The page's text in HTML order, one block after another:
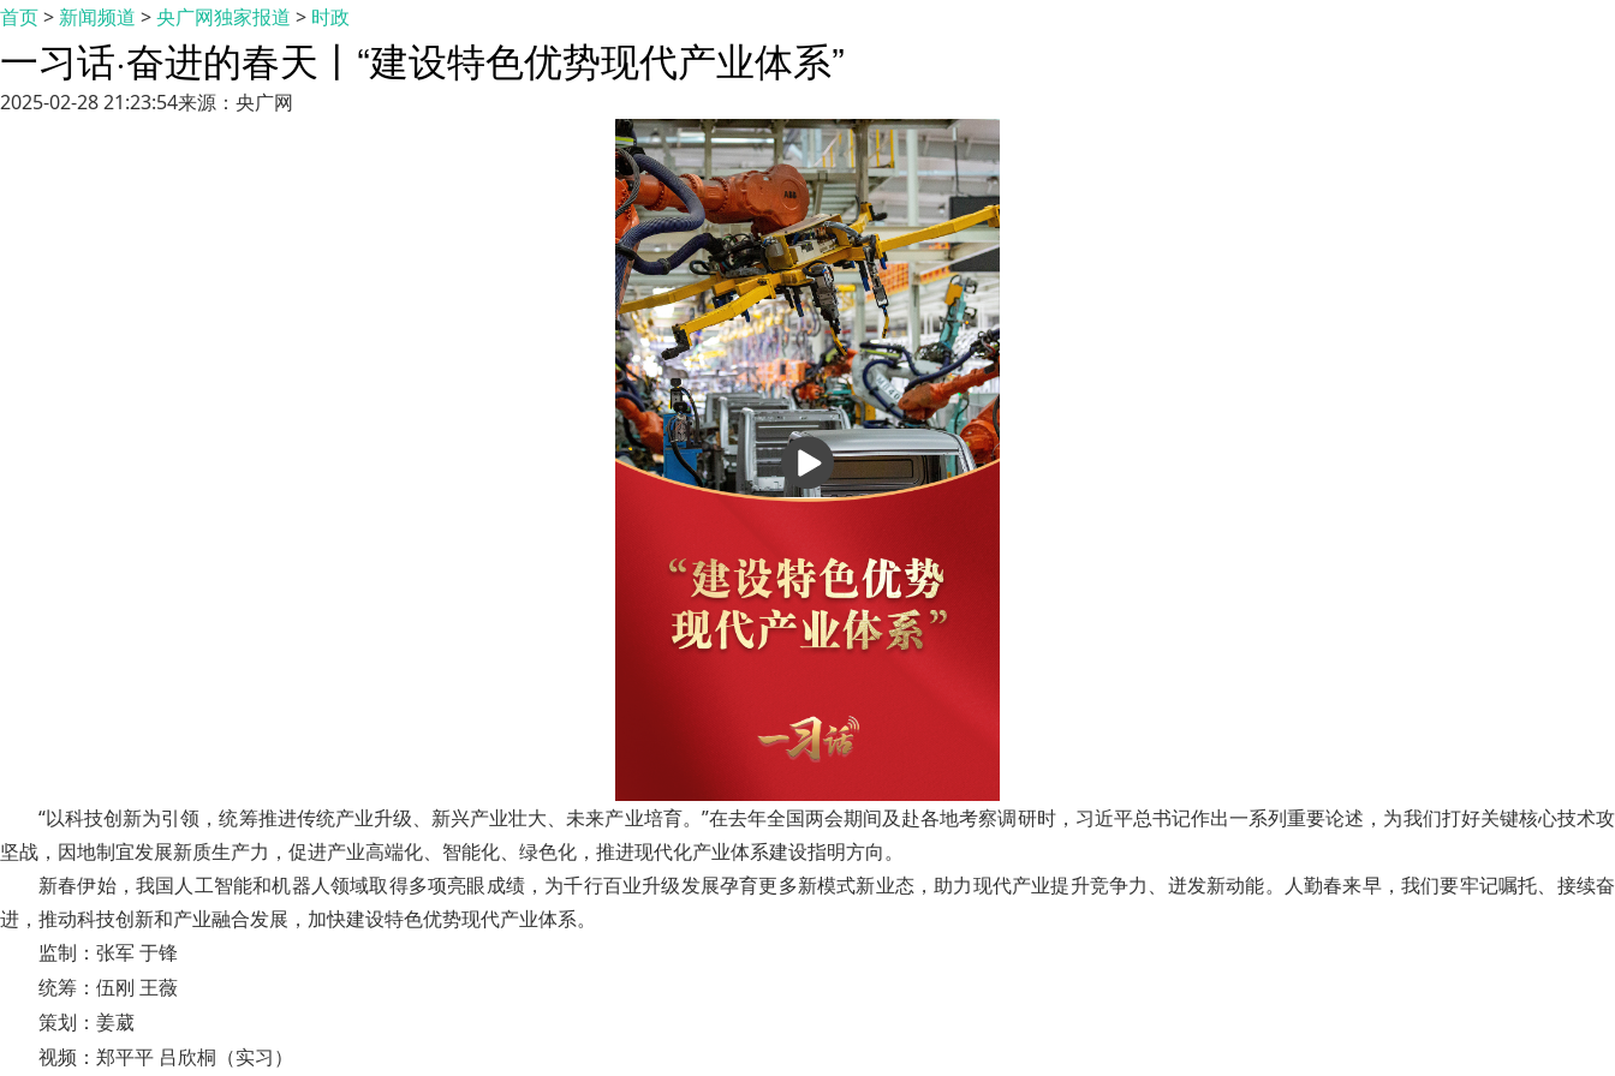
首页> 新闻频道 >央广网独家报道 > 时政
一习话·奋进的春天丨“建设特色优势现代产业体系”
2025-02-28 21:23:54来源：央广网
播
放
“以科技创新为引领，统筹推进传统产业升级、新兴产业壮大、未来产业培育。”在去年全国两会期间及赴各地考察调研时，习近平总书记作出一系列重要论述，为我们打好关键核心技术攻
坚战，因地制宜发展新质生产力，促进产业高端化、智能化、绿色化，推进现代化产业体系建设指明方向。
新春伊始，我国人工智能和机器人领域取得多项亮眼成绩，为千行百业升级发展孕育更多新模式新业态，助力现代产业提升竞争力、迸发新动能。人勤春来早，我们要牢记嘱托、接续奋
进，推动科技创新和产业融合发展，加快建设特色优势现代产业体系。
监制：张军 于锋
统筹：伍刚 王薇
策划：姜葳
视频：郑平平 吕欣桐（实习）